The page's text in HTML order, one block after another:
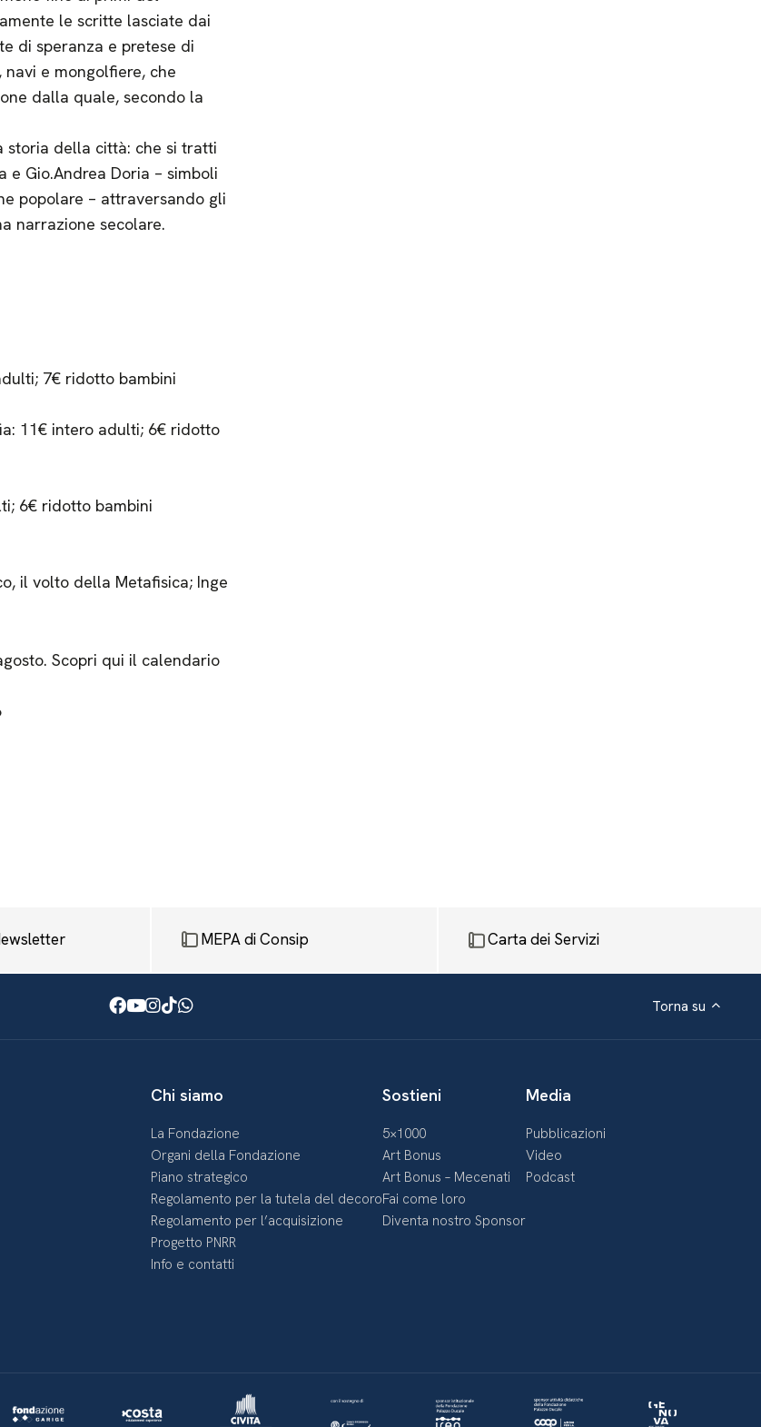
le scritte lasciate dai
di speranza e pretese di
e mongolfiere, che
dalla quale, secondo la
storia della città: che si tratti
Gio.Andrea Doria – simboli
popolare – attraversando gli
narrazione secolare.
7€ ridotto bambini
11€ intero adulti; 6€ ridotto
6€ ridotto bambini
il volto della Metafisica; Inge
Scopri qui il calendario
MEPA di Consip Carta dei Servizi
Facebook
Youtube
Instagram
TikTok
WhatsApp Torna su
Chi siamo
La Fondazione
Organi della Fondazione
Piano strategico
Regolamento per la tutela del decoro
Regolamento per l’acquisizione
Progetto PNRR
Info e contatti
Sostieni
5×1000
Art Bonus
Art Bonus – Mecenati
Fai come loro
Diventa nostro Sponsor
Media
Pubblicazioni
Video
Podcast